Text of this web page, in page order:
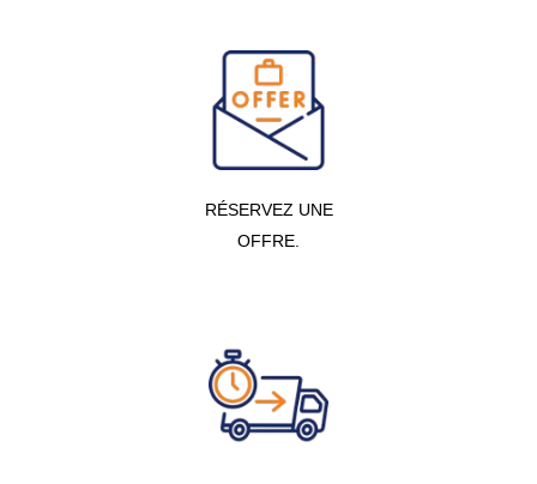
RÉSERVEZ UNE
OFFRE.